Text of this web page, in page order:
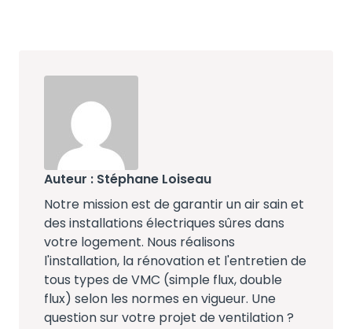
Auteur : Stéphane Loiseau
Notre mission est de garantir un air sain et
des installations électriques sûres dans
votre logement. Nous réalisons
l'installation, la rénovation et l'entretien de
tous types de VMC (simple flux, double
flux) selon les normes en vigueur. Une
question sur votre projet de ventilation ?